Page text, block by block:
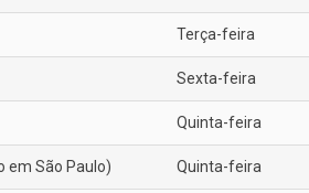
Terça-feira
Sexta-feira
Quinta-feira
em São Paulo) Quinta-feira